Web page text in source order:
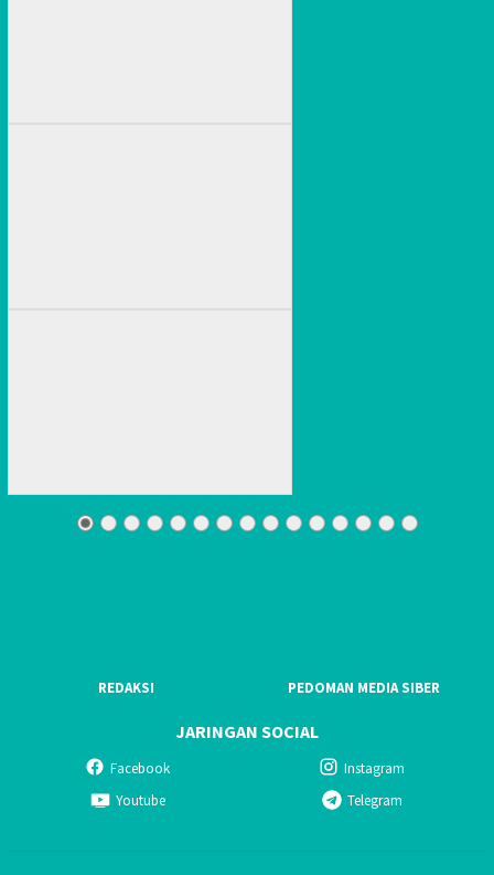
REDAKSI PEDOMAN MEDIA SIBER
JARINGAN SOCIAL
Facebook
Instagram
Youtube
Telegram